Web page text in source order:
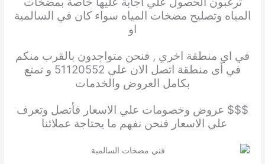
المياه وتصليح مضخات المياه سواء كان في السالمية
او
في اي منطقة اخري , فنحن متواجدون بالقرب منكم
في أى منطقة اتصل الان علي 51120552 و تمتع
بكامل العروض والخدمات
$$$ عروض وخصومات علي الاسعار فأتصل وتعرف
علي الاسعار فنحن نفهم ما يحتاجة عملائنا